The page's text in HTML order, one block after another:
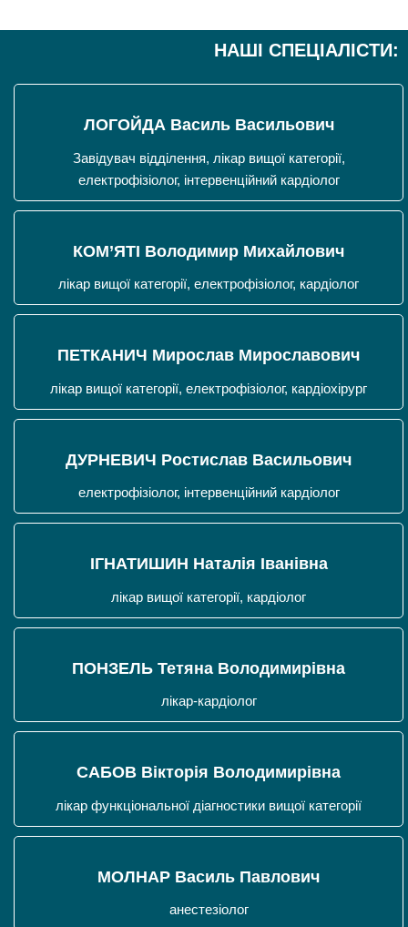
НАШІ СПЕЦІАЛІСТИ:
ЛОГОЙДА Василь Васильович
Завідувач відділення, лікар вищої категорії,
електрофізіолог, інтервенційний кардіолог
КОМ’ЯТІ Володимир Михайлович
лікар вищої категорії, електрофізіолог, кардіолог
ПЕТКАНИЧ Мирослав Мирославович
лікар вищої категорії, електрофізіолог, кардіохірург
ДУРНЕВИЧ Ростислав Васильович
електрофізіолог, інтервенційний кардіолог
ІГНАТИШИН Наталія Іванівна
лікар вищої категорії, кардіолог
ПОНЗЕЛЬ Тетяна Володимирівна
лікар-кардіолог
САБОВ Вікторія Володимирівна
лікар функціональної діагностики вищої категорії
МОЛНАР Василь Павлович
анестезіолог